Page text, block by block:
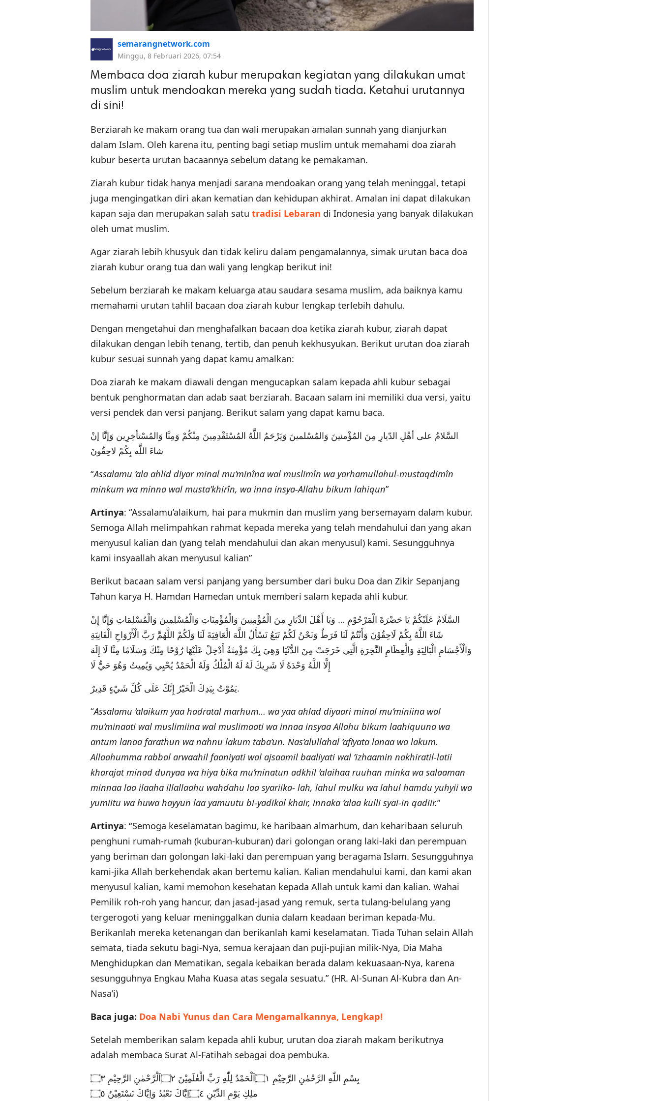
semarangnetwork.com
Minggu, 8 Februari 2026, 07:54
Membaca doa ziarah kubur merupakan kegiatan yang dilakukan umat
muslim untuk mendoakan mereka yang sudah tiada. Ketahui urutannya
di sini!
Berziarah ke makam orang tua dan wali merupakan amalan sunnah yang dianjurkan
dalam Islam. Oleh karena itu, penting bagi setiap muslim untuk memahami doa ziarah
kubur beserta urutan bacaannya sebelum datang ke pemakaman.
Ziarah kubur tidak hanya menjadi sarana mendoakan orang yang telah meninggal, tetapi
juga mengingatkan diri akan kematian dan kehidupan akhirat. Amalan ini dapat dilakukan
kapan saja dan merupakan salah satu tradisi Lebaran di Indonesia yang banyak dilakukan
oleh umat muslim.
Agar ziarah lebih khusyuk dan tidak keliru dalam pengamalannya, simak urutan baca doa
ziarah kubur orang tua dan wali yang lengkap berikut ini!
Sebelum berziarah ke makam keluarga atau saudara sesama muslim, ada baiknya kamu
memahami urutan tahlil bacaan doa ziarah kubur lengkap terlebih dahulu.
Dengan mengetahui dan menghafalkan bacaan doa ketika ziarah kubur, ziarah dapat
dilakukan dengan lebih tenang, tertib, dan penuh kekhusyukan. Berikut urutan doa ziarah
kubur sesuai sunnah yang dapat kamu amalkan:
Doa ziarah ke makam diawali dengan mengucapkan salam kepada ahli kubur sebagai
bentuk penghormatan dan adab saat berziarah. Bacaan salam ini memiliki dua versi, yaitu
versi pendek dan versi panjang. Berikut salam yang dapat kamu baca.
السَّلامُ على أهْلِ الدّيارِ مِنَ المُؤْمنينَ وَالمُسْلمينَ وَيَرْحَمُ اللَّهُ المُسْتَقْدِمِينَ مِنْكُمْ وَمِنَّا وَالمُسْتأخِرِين وَإنَّا إنْ
شاءَ اللَّه بِكُمْ لاحِقُونَ
“Assalamu ‘ala ahlid diyar minal mu’minîna wal muslimîn wa yarhamullahul-mustaqdimîn
minkum wa minna wal musta’khirîn, wa inna insya-Allahu bikum lahiqun”
Artinya: “Assalamu’alaikum, hai para mukmin dan muslim yang bersemayam dalam kubur.
Semoga Allah melimpahkan rahmat kepada mereka yang telah mendahului dan yang akan
menyusul kalian dan (yang telah mendahului dan akan menyusul) kami. Sesungguhnya
kami insyaallah akan menyusul kalian”
Berikut bacaan salam versi panjang yang bersumber dari buku Doa dan Zikir Sepanjang
Tahun karya H. Hamdan Hamedan untuk memberi salam kepada ahli kubur.
السَّلَامُ عَلَيْكُمْ يَا حَضْرَةَ الْمَرْحُوْمِ … وَيَا أَهْلَ الدِّيَارِ مِنَ الْمُؤْمِنِينَ وَالْمُؤْمِنَاتِ وَالْمُسْلِمِينَ وَالْمُسْلِمَاتِ وَإِنَّا إِنْ
شَاءَ اللَّهُ بِكُمْ لَاحِقُوْنَ وَأَنْتُمْ لَنَا فَرَطٌ وَنَحْنُ لَكُمْ تَبَعُ نَسْأَلُ اللَّهَ الْعَافِيَةَ لَنَا وَلَكُمْ اللَّهُمَّ رَبَّ الْأَرْوَاحِ الْفَانِيَةِ
وَالْأَجْسَامِ الْبَالِيَةِ وَالْعِظَامِ النَّخِرَةِ الَّتِي خَرَجَتْ مِنَ الدُّنْيَا وَهِيَ بِكَ مُؤْمِنَةٌ أَدْخِلْ عَلَيْهَا رُوْحًا مِنْكَ وَسَلَامًا مِنَّا لَا إِلَهَ
إِلَّا اللَّهُ وَحْدَهُ لَا شَرِيكَ لَهُ لَهُ الْمُلْكُ وَلَهُ الْحَمْدُ يُحْيِي وَيُمِيتُ وَهُوَ حَيُّ لَا
يَمُوْتُ بِيَدِكَ الْخَيْرُ إِنَّكَ عَلَى كُلِّ شَيْءٍ قَدِيرٌ.
“Assalamu ‘alaikum yaa hadratal marhum… wa yaa ahlad diyaari minal mu’miniina wal
mu’minaati wal muslimiina wal muslimaati wa innaa insyaa Allahu bikum laahiquuna wa
antum lanaa farathun wa nahnu lakum taba’un. Nas’alullahal ‘afiyata lanaa wa lakum.
Allaahumma rabbal arwaahil faaniyati wal ajsaamil baaliyati wal ‘izhaamin nakhiratil-latii
kharajat minad dunyaa wa hiya bika mu’minatun adkhil ‘alaihaa ruuhan minka wa salaaman
minnaa laa ilaaha illallaahu wahdahu laa syariika- lah, lahul mulku wa lahul hamdu yuhyii wa
yumiitu wa huwa hayyun laa yamuutu bi-yadikal khair, innaka ‘alaa kulli syai-in qadiir.”
Artinya: “Semoga keselamatan bagimu, ke haribaan almarhum, dan keharibaan seluruh
penghuni rumah-rumah (kuburan-kuburan) dari golongan orang laki-laki dan perempuan
yang beriman dan golongan laki-laki dan perempuan yang beragama Islam. Sesungguhnya
kami-jika Allah berkehendak akan bertemu kalian. Kalian mendahului kami, dan kami akan
menyusul kalian, kami memohon kesehatan kepada Allah untuk kami dan kalian. Wahai
Pemilik roh-roh yang hancur, dan jasad-jasad yang remuk, serta tulang-belulang yang
tergerogoti yang keluar meninggalkan dunia dalam keadaan beriman kepada-Mu.
Berikanlah mereka ketenangan dan berikanlah kami keselamatan. Tiada Tuhan selain Allah
semata, tiada sekutu bagi-Nya, semua kerajaan dan puji-pujian milik-Nya, Dia Maha
Menghidupkan dan Mematikan, segala kebaikan berada dalam kekuasaan-Nya, karena
sesungguhnya Engkau Maha Kuasa atas segala sesuatu.” (HR. Al-Sunan Al-Kubra dan An-
Nasa’i)
Baca juga: Doa Nabi Yunus dan Cara Mengamalkannya, Lengkap!
Setelah memberikan salam kepada ahli kubur, urutan doa ziarah makam berikutnya
adalah membaca Surat Al-Fatihah sebagai doa pembuka.
بِسْمِ اللّٰهِ الرَّحْمٰنِ الرَّحِيْمِ ۝١اَلْحَمْدُ لِلّٰهِ رَبِّ الْعٰلَمِيْنَ ۝٢اَلْرَّحْمٰنِ الرَّحِيْمِ ۝٣
مٰلِكِ يَوْمِ الدِّيْنِ ۝٤اِيَّاكَ نَعْبُدُ وَاِيَّاكَ نَسْتَعِيْنُ ۝٥